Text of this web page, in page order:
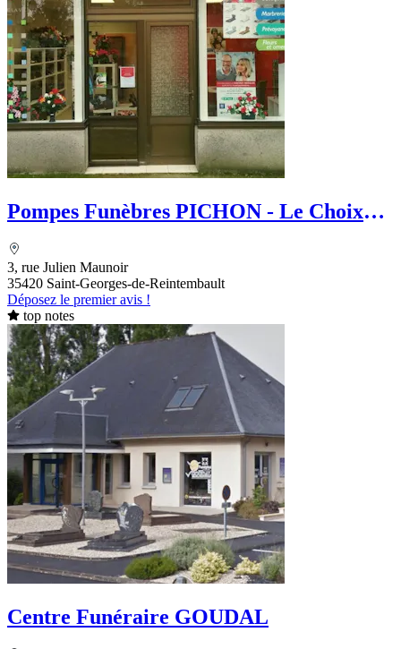
Pompes Funèbres PICHON - Le Choix
3, rue Julien Maunoir
35420 Saint-Georges-de-Reintembault
Déposez le premier avis !
top notes
Centre Funéraire GOUDAL